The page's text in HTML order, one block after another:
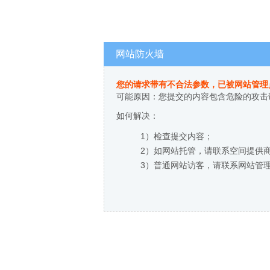
网站防火墙
您的请求带有不合法参数，已被网站管
可能原因：您提交的内容包含危险的攻击
如何解决：
1）检查提交内容；
2）如网站托管，请联系空间提供
3）普通网站访客，请联系网站管